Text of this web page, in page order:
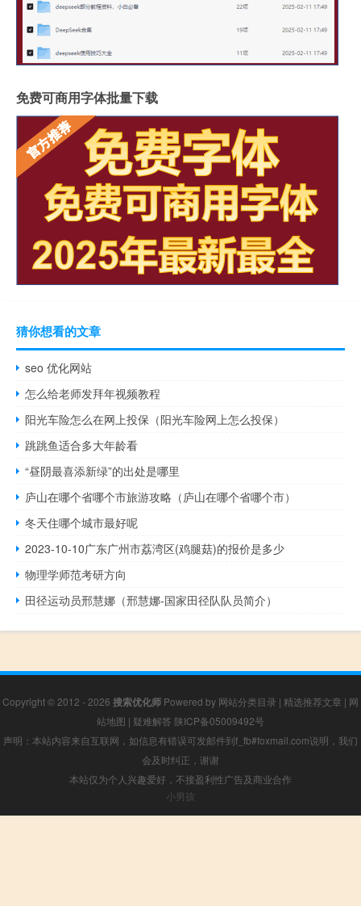
免费可商用字体批量下载
猜你想看的文章
seo 优化网站
怎么给老师发拜年视频教程
阳光车险怎么在网上投保（阳光车险网上怎么投保）
跳跳鱼适合多大年龄看
“昼阴最喜添新绿”的出处是哪里
庐山在哪个省哪个市旅游攻略（庐山在哪个省哪个市）
冬天住哪个城市最好呢
2023-10-10广东广州市荔湾区(鸡腿菇)的报价是多少
物理学师范考研方向
田径运动员邢慧娜（邢慧娜-国家田径队队员简介）
Copyright © 2012 - 2026 搜索优化师 Powered by 网站分类目录 | 精选推荐文章 | 网
站地图 | 疑难解答 陕ICP备05009492号
声明：本站内容来自互联网，如信息有错误可发邮件到f_fb#foxmail.com说明，我们
会及时纠正，谢谢
本站仅为个人兴趣爱好，不接盈利性广告及商业合作
小男孩